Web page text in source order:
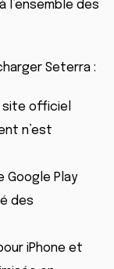
l’ensemble des
Seterra :
officiel
n’est
Google Play
des
iPhone et